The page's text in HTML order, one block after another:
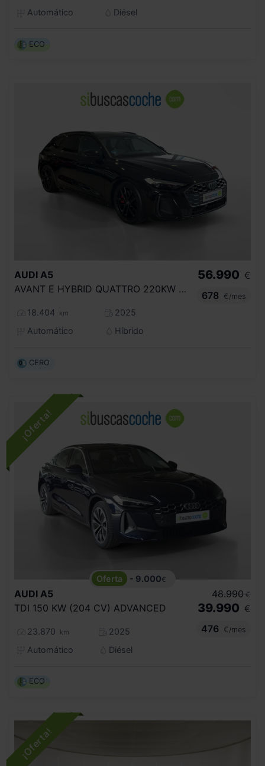
Automático
Diésel
ECO
AUDI A5
AVANT E HYBRID QUATTRO 220KW BLACK LINE
18.404 km
2025
Automático
Híbrido
56.990 €
678
€/mes
CERO
- 9.000€
AUDI A5
TDI 150 KW (204 CV) ADVANCED
23.870 km
2025
Automático
Diésel
48.990 €
39.990 €
476
€/mes
ECO